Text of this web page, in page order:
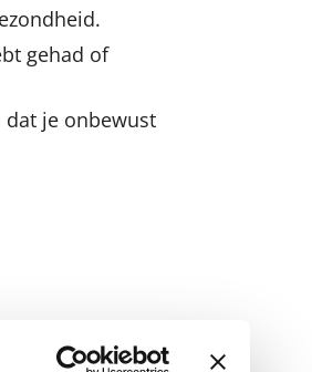
gehad of
dat je onbewust